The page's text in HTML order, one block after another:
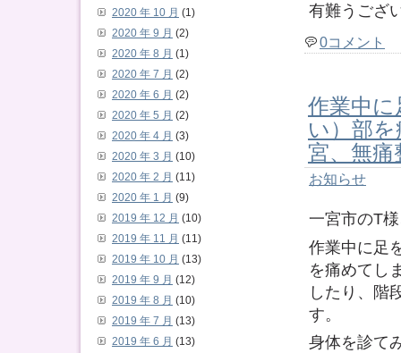
有難うござ
0コメント
作業中
い）部
宮、無痛
お知らせ
一宮市のT
作業中に足
を痛めてし
したり、階
す。
身体を診て
2020 年 10 月 (1)
2020 年 9 月 (2)
2020 年 8 月 (1)
2020 年 7 月 (2)
2020 年 6 月 (2)
2020 年 5 月 (2)
2020 年 4 月 (3)
2020 年 3 月 (10)
2020 年 2 月 (11)
2020 年 1 月 (9)
2019 年 12 月 (10)
2019 年 11 月 (11)
2019 年 10 月 (13)
2019 年 9 月 (12)
2019 年 8 月 (10)
2019 年 7 月 (13)
2019 年 6 月 (13)